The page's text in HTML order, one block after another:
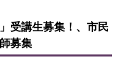
受講生募集！、市民
募集